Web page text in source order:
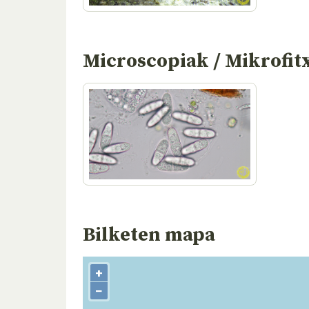
Microscopiak /
Bilketen mapa
+
−